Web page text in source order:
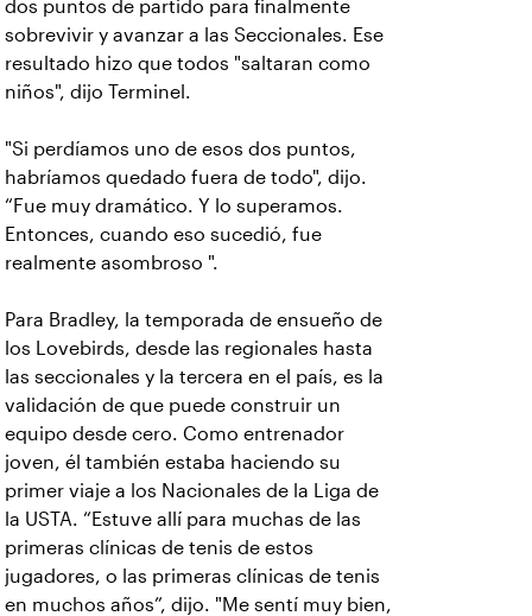
dos puntos de partido para finalmente
sobrevivir y avanzar a las Seccionales. Ese
resultado hizo que todos "saltaran como
niños", dijo Terminel.
"Si perdíamos uno de esos dos puntos,
habríamos quedado fuera de todo", dijo.
“Fue muy dramático. Y lo superamos.
Entonces, cuando eso sucedió, fue
realmente asombroso ".
Para Bradley, la temporada de ensueño de
los Lovebirds, desde las regionales hasta
las seccionales y la tercera en el país, es la
validación de que puede construir un
equipo desde cero. Como entrenador
joven, él también estaba haciendo su
primer viaje a los Nacionales de la Liga de
la USTA. “Estuve allí para muchas de las
primeras clínicas de tenis de estos
jugadores, o las primeras clínicas de tenis
en muchos años”, dijo. "Me sentí muy bien,